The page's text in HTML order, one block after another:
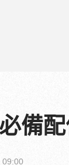
備
09:00